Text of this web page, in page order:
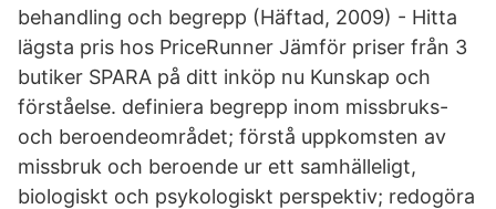
behandling och begrepp (Häftad, 2009) - Hitta
lägsta pris hos PriceRunner Jämför priser från 3
butiker SPARA på ditt inköp nu Kunskap och
förståelse. definiera begrepp inom missbruks-
och beroendeområdet; förstå uppkomsten av
missbruk och beroende ur ett samhälleligt,
biologiskt och psykologiskt perspektiv; redogöra